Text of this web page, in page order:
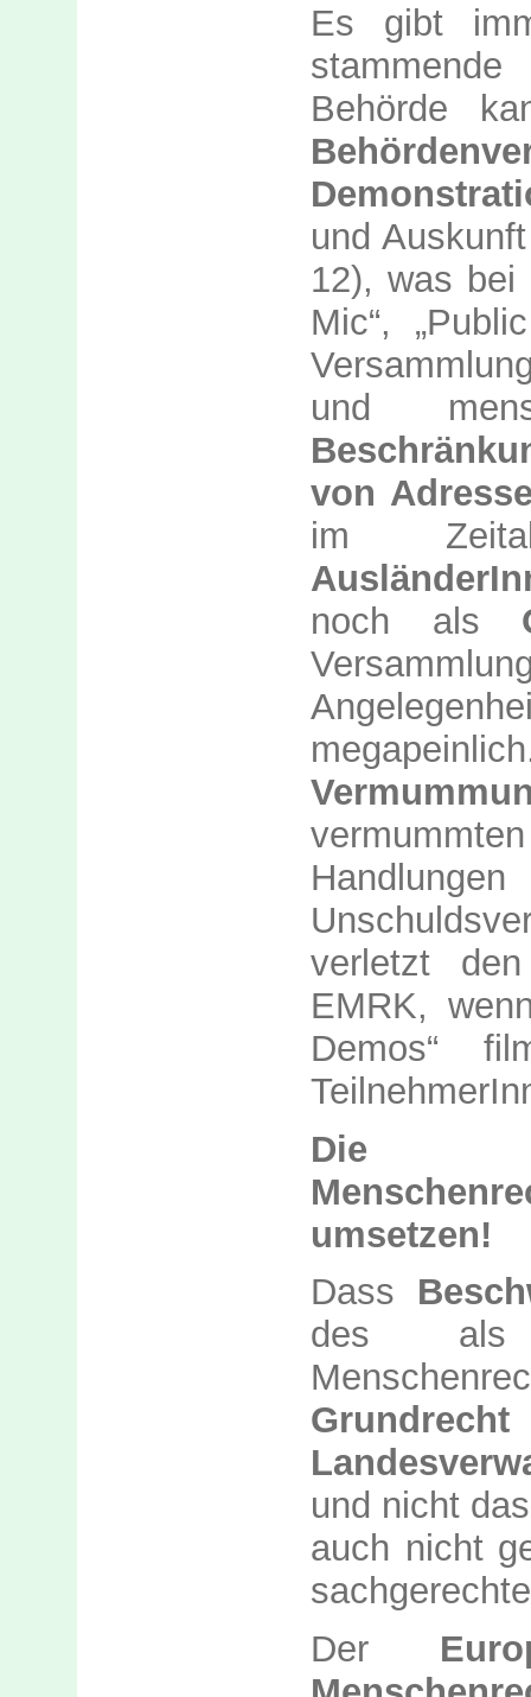
Es gibt
stammende
Behörde
und
12), was bei
Mic“,
und
von
im
Ausländer
noch als
verletzt
EMRK,
Demos“
umsetzen!
Dass
des als
Grundrecht
und nicht
auch nicht
Der